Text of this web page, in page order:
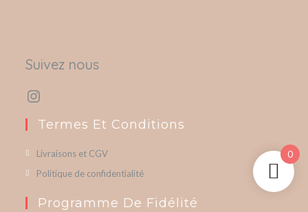
Suivez nous
Termes Et Conditions
Livraisons et CGV
Politique de confidentialité
Programme De Fidélité
0